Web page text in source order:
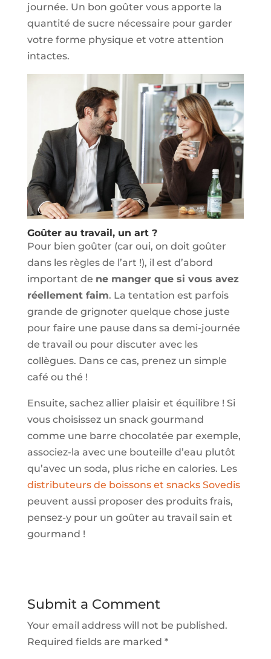
journée. Un bon goûter vous apporte la
quantité de sucre nécessaire pour garder
votre forme physique et votre attention
intactes.
Goûter au travail, un art ?
Pour bien goûter (car oui, on doit goûter
dans les règles de l’art !), il est d’abord
important de ne manger que si vous avez
réellement faim. La tentation est parfois
grande de grignoter quelque chose juste
pour faire une pause dans sa demi-journée
de travail ou pour discuter avec les
collègues. Dans ce cas, prenez un simple
café ou thé !
Ensuite, sachez allier plaisir et équilibre ! Si
vous choisissez un snack gourmand
comme une barre chocolatée par exemple,
associez-la avec une bouteille d’eau plutôt
qu’avec un soda, plus riche en calories. Les
distributeurs de boissons et snacks Sovedis
peuvent aussi proposer des produits frais,
pensez-y pour un goûter au travail sain et
gourmand !
Submit a Comment
Your email address will not be published.
Required fields are marked *